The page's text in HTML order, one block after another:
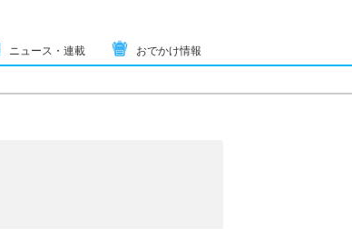
ニュース・連載 おでかけ情報